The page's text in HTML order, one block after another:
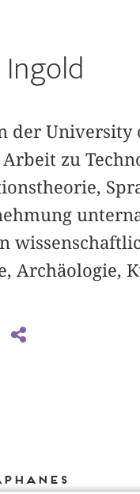
der University
zu
Archäologie,